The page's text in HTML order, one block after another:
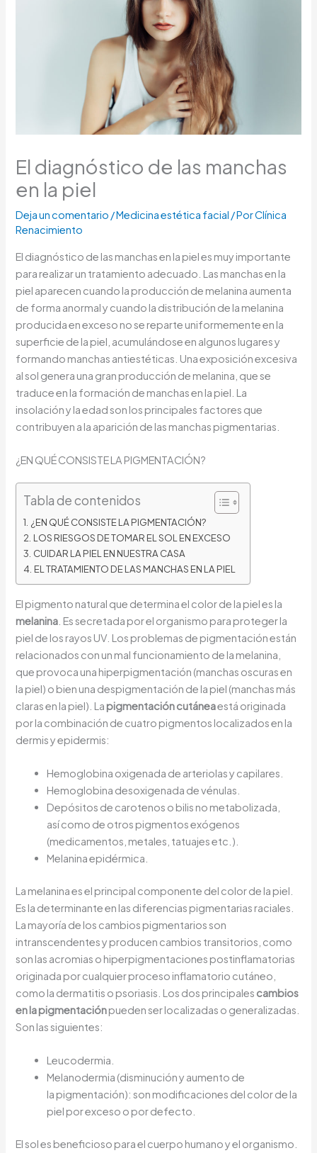
El diagnóstico de las manchas
en la piel
Deja un comentario /Medicina estética facial / PorClínica
Renacimiento
El diagnóstico de las manchas en la piel es muy importante
para realizar un tratamiento adecuado. Las manchas en la
piel aparecen cuando la producción de melanina aumenta
de forma anormal y cuando la distribución de la melanina
producida en exceso no se reparte uniformemente en la
superficie de la piel, acumulándose en algunos lugares y
formando manchas antiestéticas. Una exposición excesiva
al sol genera una gran producción de melanina, que se
traduce en la formación de manchas en la piel. La
insolación y la edad son los principales factores que
contribuyen a la aparición de las manchas pigmentarias.
¿EN QUÉ CONSISTE LA PIGMENTACIÓN?
Tabla de contenidos
¿EN QUÉ CONSISTE LA PIGMENTACIÓN?
LOS RIESGOS DE TOMAR EL SOL EN EXCESO
CUIDAR LA PIEL EN NUESTRA CASA
EL TRATAMIENTO DE LAS MANCHAS EN LA PIEL
El pigmento natural que determina el color de la piel es la
melanina . Es secretada por el organismo para proteger la
piel de los rayos UV. Los problemas de pigmentación están
relacionados con un mal funcionamiento de la melanina,
que provoca una hiperpigmentación (manchas oscuras en
la piel) o bien una despigmentación de la piel (manchas más
claras en la piel). La pigmentación cutáneaestá originada
por la combinación de cuatro pigmentos localizados en la
dermis y epidermis:
Hemoglobina oxigenada de arteriolas y capilares.
Hemoglobina desoxigenada de vénulas.
Depósitos de carotenos o bilis no metabolizada,
así como de otros pigmentos exógenos
(medicamentos, metales, tatuajes etc.).
Melanina epidérmica.
La melanina es el principal componente del color de la piel.
Es la determinante en las diferencias pigmentarias raciales.
La mayoría de los cambios pigmentarios son
intranscendentes y producen cambios transitorios, como
son las acromias o hiperpigmentaciones postinflamatorias
originada por cualquier proceso inflamatorio cutáneo,
como la dermatitis o psoriasis. Los dos principales cambios
en la pigmentaciónpueden ser localizadas o generalizadas.
Son las siguientes:
Leucodermia.
Melanodermia (disminución y aumento de
la pigmentación): son modificaciones del color de la
piel por exceso o por defecto.
El sol es beneficioso para el cuerpo humano y el organismo.